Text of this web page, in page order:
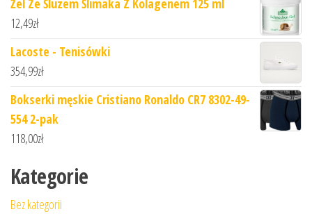
Żel Ze Śluzem Ślimaka Z Kolagenem 125 ml
12,49zł
Lacoste - Tenisówki
354,99zł
Bokserki męskie Cristiano Ronaldo CR7 8302-49-
554 2-pak
118,00zł
Kategorie
Bez kategorii